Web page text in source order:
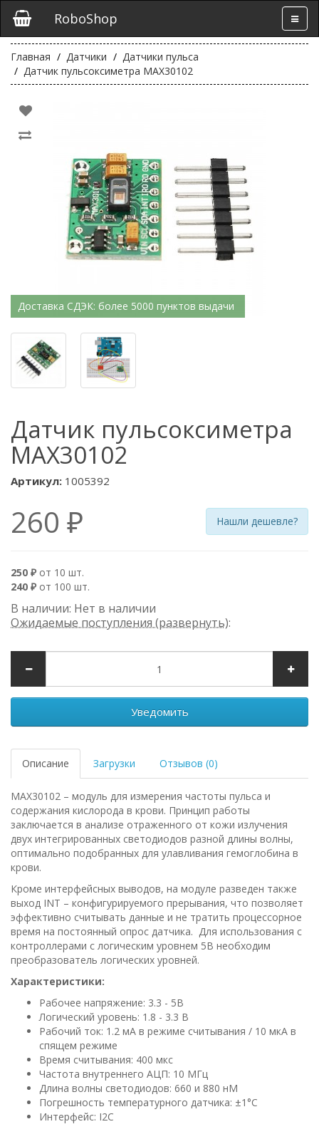
RoboShop
Главная Датчики
Датчики пульса
Датчик пульсоксиметра MAX30102
Доставка СДЭК: более 5000 пунктов выдачи
Датчик пульсоксиметра
MAX30102
Артикул: 1005392
260 ₽ Нашли дешевле?
250 ₽ от 10 шт.
240 ₽ от 100 шт.
В наличии: Нет в наличии
Ожидаемые поступления (развернуть):
Уведомить
Описание Загрузки Отзывов (0)
MAX30102 – модуль для измерения частоты пульса и
содержания кислорода в крови. Принцип работы
заключается в анализе отраженного от кожи излучения
двух интегрированных светодиодов разной длины волны,
оптимально подобранных для улавливания гемоглобина в
крови.
Кроме интерфейсных выводов, на модуле разведен также
выход INT – конфигурируемого прерывания, что позволяет
эффективно считывать данные и не тратить процессорное
время на постоянный опрос датчика. Для использования с
контроллерами с логическим уровнем 5В необходим
преобразователь логических уровней.
Характеристики:
Рабочее напряжение: 3.3 - 5В
Логический уровень: 1.8 - 3.3 В
Рабочий ток: 1.2 мА в режиме считывания / 10 мкА в
спящем режиме
Время считывания: 400 мкс
Частота внутреннего АЦП: 10 МГц
Длина волны светодиодов: 660 и 880 нМ
Погрешность температурного датчика: ±1°C
Интерфейс: I2C